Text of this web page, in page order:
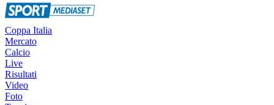
Coppa Italia
Mercato
Calcio
Live
Risultati
Video
Foto